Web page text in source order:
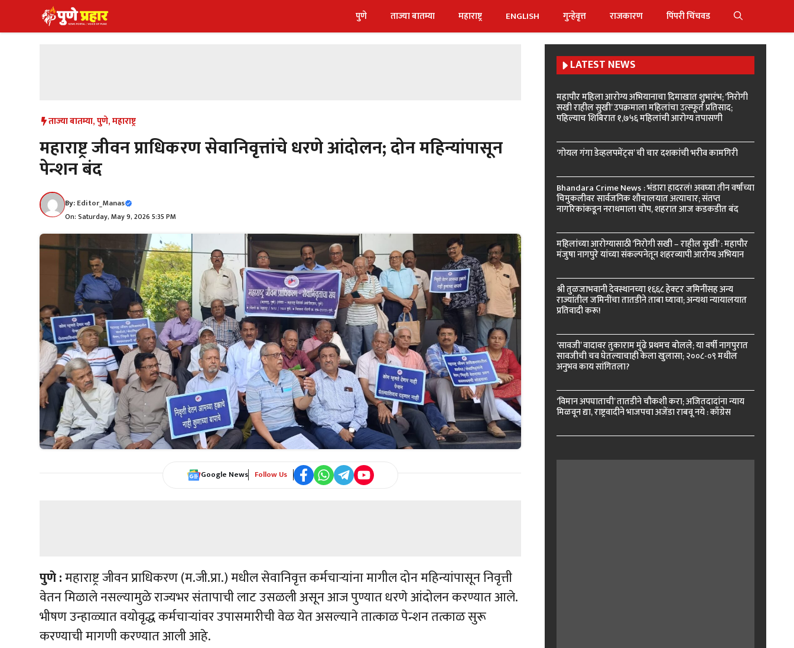
to
पुणे ताज्या बातम्या महाराष्ट्र ENGLISH गुन्हेवृत्त राजकारण पिंपरी चिंचवड
ताज्या बातम्या,पुणे,महाराष्ट्र
महाराष्ट्र जीवन प्राधिकरण सेवानिवृत्तांचे धरणे आंदोलन; दोन महिन्यांपासून
पेन्शन बंद
By:Editor_Manas
On: Saturday, May 9, 2026 5:35 PM
Google News Follow Us
पुणे :महाराष्ट्र जीवन प्राधिकरण (म.जी.प्रा.) मधील सेवानिवृत्त कर्मचाऱ्यांना मागील दोन महिन्यांपासून निवृत्ती
वेतन मिळाले नसल्यामुळे राज्यभर संतापाची लाट उसळली असून आज पुण्यात धरणे आंदोलन करण्यात आले.
भीषण उन्हाळ्यात वयोवृद्ध कर्मचाऱ्यांवर उपासमारीची वेळ येत असल्याने तात्काळ पेन्शन तत्काळ सुरू
करण्याची मागणी करण्यात आली आहे.
LATEST NEWS
महापौर महिला आरोग्य अभियानाचा दिमाखात शुभारंभ; ‘निरोगी
सखी राहील सुखी’ उपक्रमाला महिलांचा उत्स्फूर्त प्रतिसाद;
पहिल्याच शिबिरात १,७५६ महिलांची आरोग्य तपासणी
‘गोयल गंगा डेव्हलपमेंट्स’ ची चार दशकांची भरीव कामगिरी
Bhandara Crime News : भंडारा हादरलं! अवघ्या तीन वर्षांच्या
चिमुकलीवर सार्वजनिक शौचालयात अत्याचार; संतप्त
नागरिकांकडून नराधमाला चोप, शहरात आज कडकडीत बंद
महिलांच्या आरोग्यासाठी ‘निरोगी सखी – राहील सुखी’ : महापौर
मंजुषा नागपुरे यांच्या संकल्पनेतून शहरव्यापी आरोग्य अभियान
श्री तुळजाभवानी देवस्थानच्या १६६८ हेक्टर जमिनींसह अन्य
राज्यांतील जमिनींचा तातडीने ताबा घ्यावा; अन्यथा न्यायालयात
प्रतिवादी करू!
‘सावजी’ वादावर तुकाराम मुंढे प्रथमच बोलले; या वर्षी नागपुरात
सावजीची चव घेतल्याचाही केला खुलासा; २००८-०९ मधील
अनुभव काय सांगितला?
‘विमान अपघाताची’ तातडीने चौकशी करा; अजितदादांना न्याय
मिळवून द्या, राष्ट्रवादीने भाजपचा अजेंडा राबवू नये : काँग्रेस